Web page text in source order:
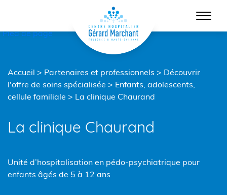
Pied de page
Accueil > Partenaires et professionnels > Découvrir
l'offre de soins spécialisée > Enfants, adolescents,
cellule familiale > La clinique Chaurand
La clinique Chaurand
Unité d’hospitalisation en pédo-psychiatrique pour
enfants âgés de 5 à 12 ans